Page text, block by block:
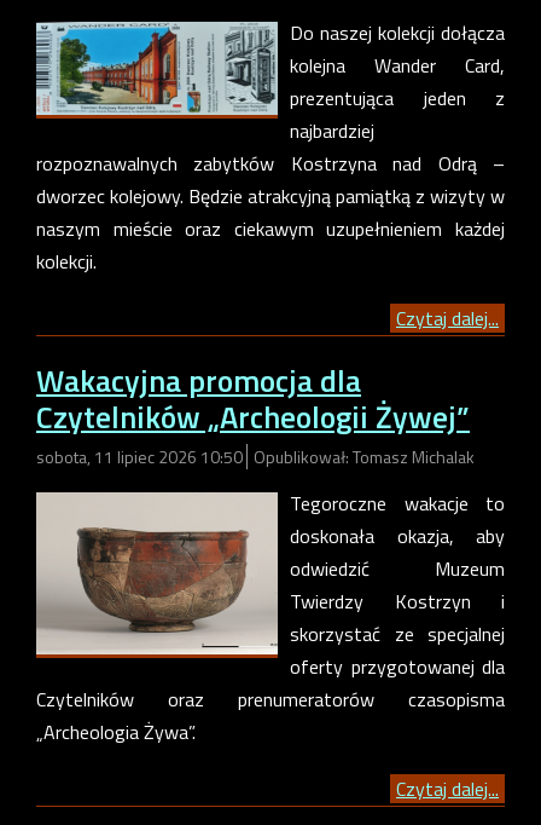
Do naszej kolekcji dołącza
kolejna Wander Card,
prezentująca jeden z
najbardziej
rozpoznawalnych zabytków Kostrzyna nad Odrą –
dworzec kolejowy. Będzie atrakcyjną pamiątką z wizyty w
naszym mieście oraz ciekawym uzupełnieniem każdej
kolekcji.
Czytaj dalej...
Wakacyjna promocja dla
Czytelników „Archeologii Żywej”
sobota, 11 lipiec 2026 10:50 Opublikował: Tomasz Michalak
Tegoroczne wakacje to
doskonała okazja, aby
odwiedzić Muzeum
Twierdzy Kostrzyn i
skorzystać ze specjalnej
oferty przygotowanej dla
Czytelników oraz prenumeratorów czasopisma
„Archeologia Żywa”.
Czytaj dalej...